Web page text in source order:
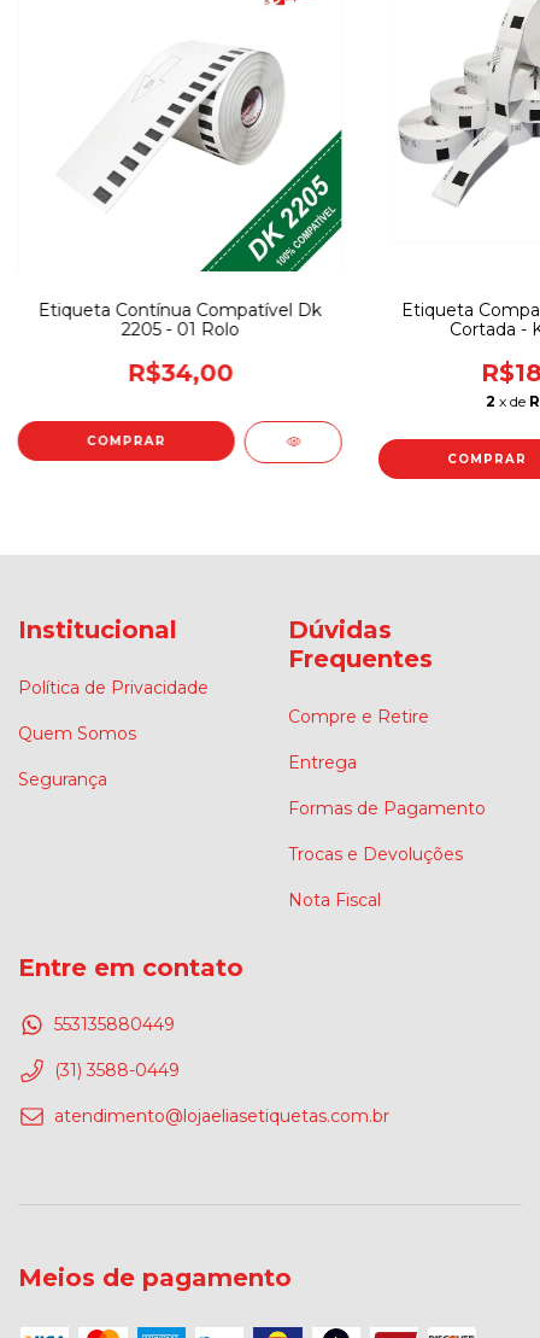
Etiqueta Contínua Compatível Dk
2205 - 01 Rolo
R$34,00
Etiqueta
Cortada -
2 x de
Institucional
Política de Privacidade
Quem Somos
Segurança
Dúvidas
Frequentes
Compre e Retire
Entrega
Formas de Pagamento
Trocas e Devoluções
Nota Fiscal
Entre em contato
553135880449
(31) 3588-0449
atendimento@lojaeliasetiquetas.com.br
Meios de pagamento